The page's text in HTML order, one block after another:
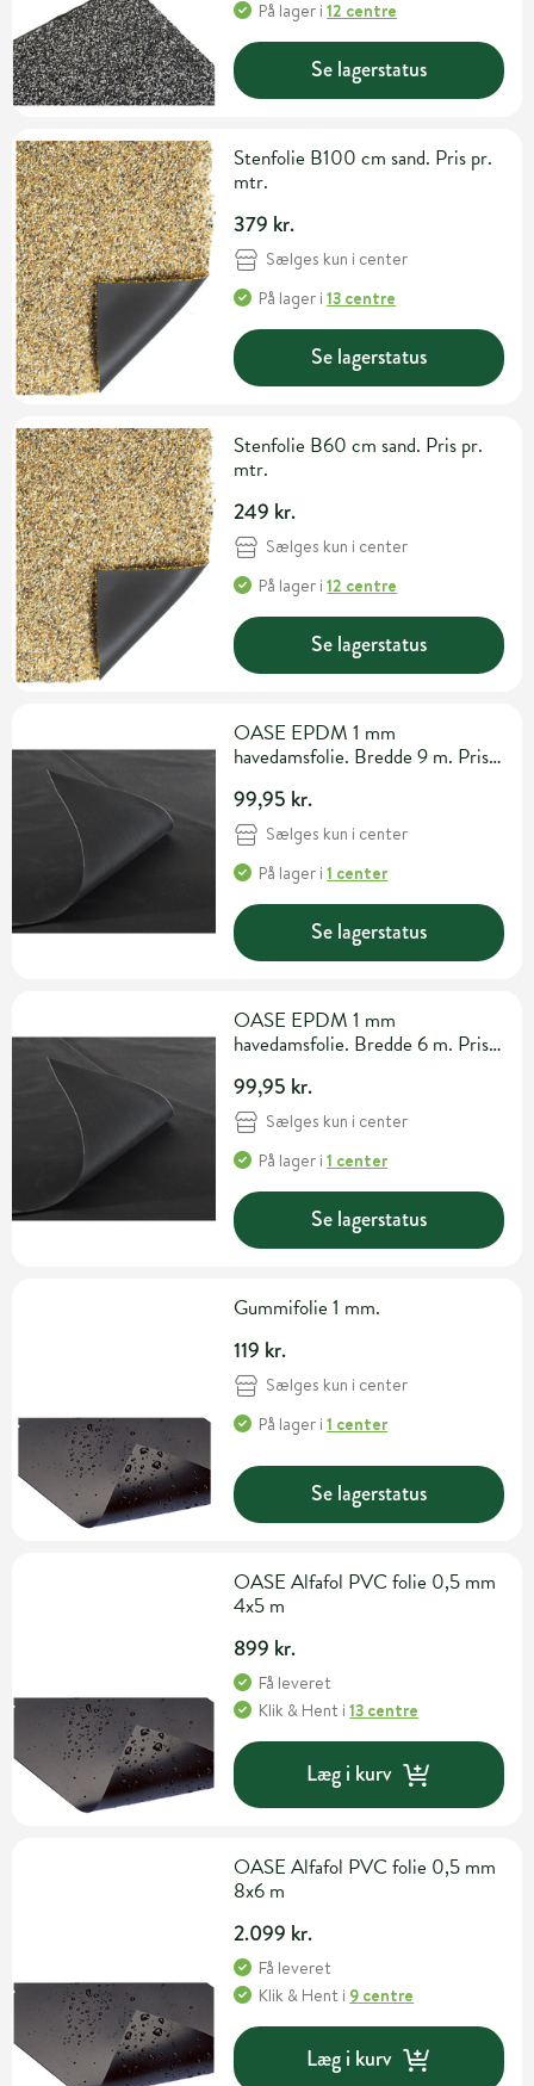
På lager i12 centre
Se lagerstatus
Stenfolie B100 cm sand. Pris pr.
mtr.
379 kr.
Sælges kun i center
På lager i13 centre
Se lagerstatus
Stenfolie B60 cm sand. Pris pr.
mtr.
249 kr.
Sælges kun i center
På lager i12 centre
Se lagerstatus
OASE EPDM 1 mm
havedamsfolie. Bredde 9 m. Pris
99,95 kr.
Sælges kun i center
På lager i1 center
Se lagerstatus
OASE EPDM 1 mm
havedamsfolie. Bredde 6 m. Pris
99,95 kr.
Sælges kun i center
På lager i1 center
Se lagerstatus
Gummifolie 1 mm.
119 kr.
Sælges kun i center
På lager i1 center
Se lagerstatus
OASE Alfafol PVC folie 0,5 mm
4x5 m
899 kr.
Få leveret
Klik & Hent i13 centre
Læg i kurv
OASE Alfafol PVC folie 0,5 mm
8x6 m
2.099 kr.
Få leveret
Klik & Hent i 9 centre
Læg i kurv